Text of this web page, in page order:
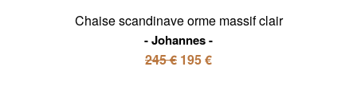
Chaise scandinave orme massif clair
Johannes
245 € 195 €